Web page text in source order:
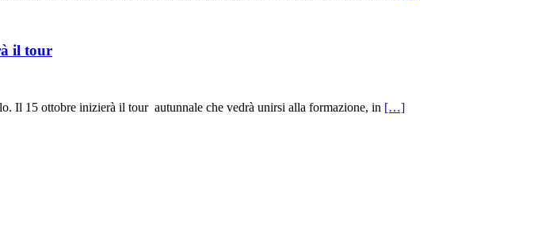
il tour
Il 15 ottobre inizierà il tour autunnale che vedrà unirsi alla formazione, in […]